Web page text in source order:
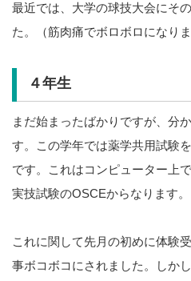
最近では、大学の球技大会にそ
た。（筋肉痛でボロボロになり
４年生
まだ始まったばかりですが、分
す。この学年では薬学共用試験
です。これはコンピューター上
実技試験のOSCEからなります。
これに関して先月の初めに体験
事ボコボコにされました。しか